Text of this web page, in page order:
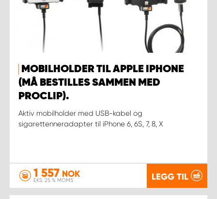
MOBILHOLDER TIL APPLE IPHONE
(MÅ BESTILLES SAMMEN MED
PROCLIP).
Aktiv mobilholder med USB-kabel og
sigarettenneradapter til iPhone 6, 6S, 7, 8, X
1 557 NOK
EKS. 25 % MOMS LEGG TIL